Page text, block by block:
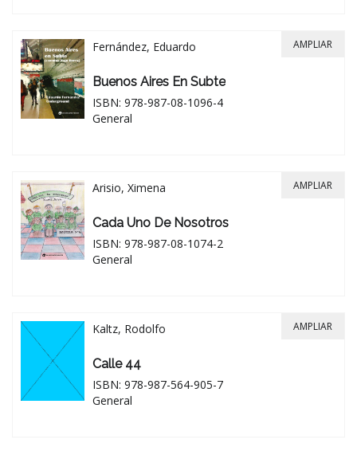
Fernández, Eduardo
Buenos Aires En Subte
ISBN: 978-987-08-1096-4
General
AMPLIAR
Arisio, Ximena
Cada Uno De Nosotros
ISBN: 978-987-08-1074-2
General
AMPLIAR
Kaltz, Rodolfo
Calle 44
ISBN: 978-987-564-905-7
General
AMPLIAR